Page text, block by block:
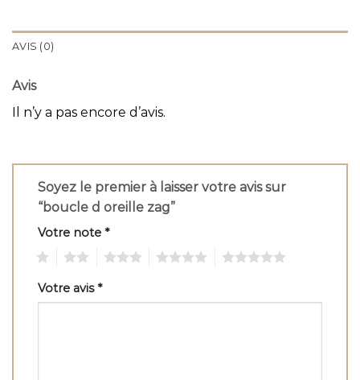
AVIS (0)
Avis
Il n’y a pas encore d’avis.
Soyez le premier à laisser votre avis sur
“boucle d oreille zag”
Votre note *
Votre avis*